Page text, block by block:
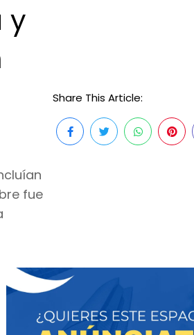
y
fue
Share This Article: